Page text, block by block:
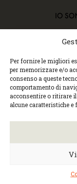
Per fornire le migliori
per memorizzare e/o
consenso a queste
comportamento di
acconsentire o ritirare
alcune caratteristiche e
Copyright ©
contenuto può
sito
Centro
33100 Udine |
Web design